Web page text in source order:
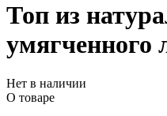
Топ из
умягченного
Нет в наличии
О товаре